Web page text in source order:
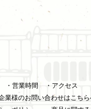
・営業時間
・アクセス
業様のお問い合わせはこち